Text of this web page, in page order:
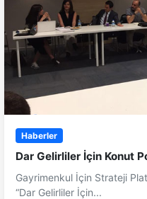
Haberler
Dar Gelirliler İçin Konut
Gayrimenkul İçin Strateji
“Dar Gelirliler İçin...